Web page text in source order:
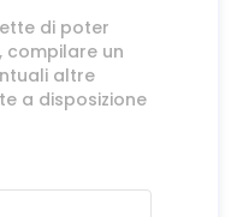
di poter
compilare un
altre
a disposizione